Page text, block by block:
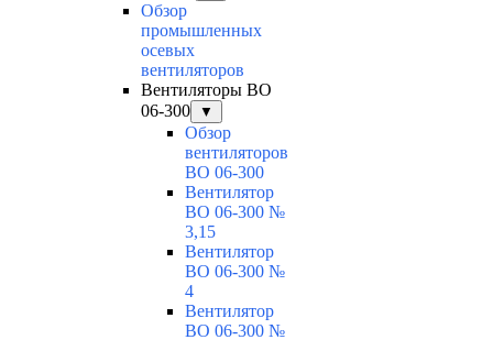
Обзор
промышленных
осевых
вентиляторов
Вентиляторы ВО
06-300
▼
Обзор
вентиляторов
ВО 06-300
Вентилятор
ВО 06-300 №
3,15
Вентилятор
ВО 06-300 №
4
Вентилятор
ВО 06-300 №